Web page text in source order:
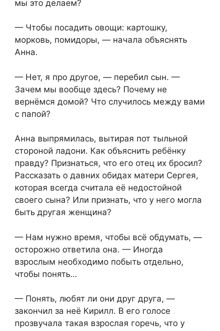
мы это делаем?
— Чтобы посадить овощи: картошку,
морковь, помидоры, — начала объяснять
Анна.
— Нет, я про другое, — перебил сын. —
Зачем мы вообще здесь? Почему не
вернёмся домой? Что случилось между вами
с папой?
Анна выпрямилась, вытирая пот тыльной
стороной ладони. Как объяснить ребёнку
правду? Признаться, что его отец их бросил?
Рассказать о давних обидах матери Сергея,
которая всегда считала её недостойной
своего сына? Или признать, что у него могла
быть другая женщина?
— Нам нужно время, чтобы всё обдумать, —
осторожно ответила она. — Иногда
взрослым необходимо побыть отдельно,
чтобы понять…
— Понять, любят ли они друг друга, —
закончил за неё Кирилл. В его голосе
прозвучала такая взрослая горечь, что у